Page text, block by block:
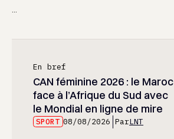
...
En bref
CAN féminine 2026 : le Maroc
face à l’Afrique du Sud avec
le Mondial en ligne de mire
SPORT 08/08/2026 ParLNT